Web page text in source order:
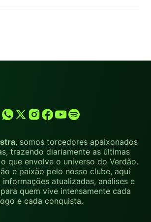
, somos torcedores apaixonados
trazendo diariamente as últimas
que envolve o universo do Verdão.
e paixão pelo nosso clube, aqui
atualizadas, análises e
quem vive intensamente cada
e cada conquista.